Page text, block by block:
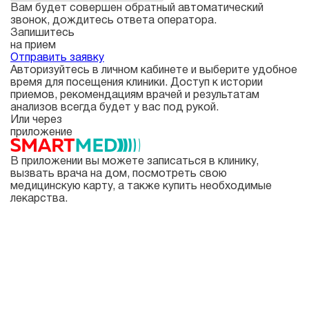
Вам будет совершен обратный автоматический
звонок, дождитесь ответа оператора.
Запишитесь
на прием
Отправить заявку
Авторизуйтесь в личном кабинете и выберите удобное
время для посещения клиники. Доступ к истории
приемов, рекомендациям врачей и результатам
анализов всегда будет у вас под рукой.
Или через
приложение
В приложении вы можете записаться в клинику,
вызвать врача на дом, посмотреть свою
медицинскую карту, а также купить необходимые
лекарства.